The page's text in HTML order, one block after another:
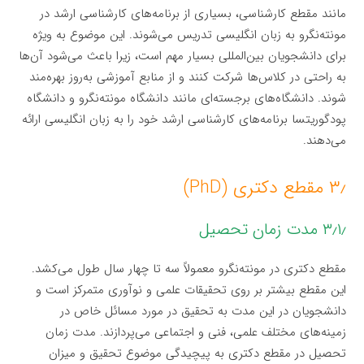
مانند مقطع کارشناسی، بسیاری از برنامه‌های کارشناسی ارشد در
مونته‌نگرو به زبان انگلیسی تدریس می‌شوند. این موضوع به ویژه
برای دانشجویان بین‌المللی بسیار مهم است، زیرا باعث می‌شود آن‌ها
به راحتی در کلاس‌ها شرکت کنند و از منابع آموزشی به‌روز بهره‌مند
شوند. دانشگاه‌های برجسته‌ای مانند دانشگاه مونته‌نگرو و دانشگاه
پودگوریتسا برنامه‌های کارشناسی ارشد خود را به زبان انگلیسی ارائه
می‌دهند.
۳٫ مقطع دکتری (PhD)
۳٫۱٫ مدت زمان تحصیل
مقطع دکتری در مونته‌نگرو معمولاً سه تا چهار سال طول می‌کشد.
این مقطع بیشتر بر روی تحقیقات علمی و نوآوری متمرکز است و
دانشجویان در این مدت به تحقیق در مورد مسائل خاص در
زمینه‌های مختلف علمی، فنی و اجتماعی می‌پردازند. مدت زمان
تحصیل در مقطع دکتری به پیچیدگی موضوع تحقیق و میزان